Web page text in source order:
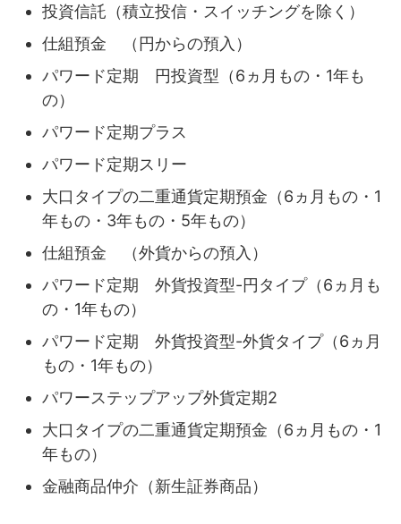
投資信託（積立投信・スイッチングを除く）
仕組預金 （円からの預入）
パワード定期 円投資型（6ヵ月もの・1年も
の）
パワード定期プラス
パワード定期スリー
大口タイプの二重通貨定期預金（6ヵ月もの・1
年もの・3年もの・5年もの）
仕組預金 （外貨からの預入）
パワード定期 外貨投資型-円タイプ（6ヵ月も
の・1年もの）
パワード定期 外貨投資型-外貨タイプ（6ヵ月
もの・1年もの）
パワーステップアップ外貨定期2
大口タイプの二重通貨定期預金（6ヵ月もの・1
年もの）
金融商品仲介（新生証券商品）